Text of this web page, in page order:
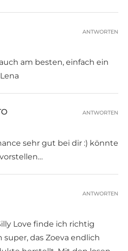
am besten, einfach ein
ANTWORTEN
sehr gut bei dir :) könnte
ANTWORTEN
Love finde ich richtig
super, das Zoeva endlich
ANTWORTEN